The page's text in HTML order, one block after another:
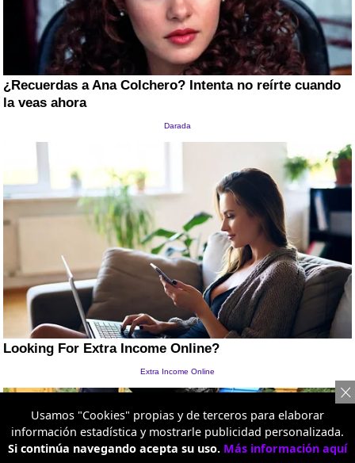
Usamos "Cookies" propias y de terceros para elaborar
información estadística y mostrarle publicidad personalizada.
Si continúa navegando acepta su uso. Más información aquí